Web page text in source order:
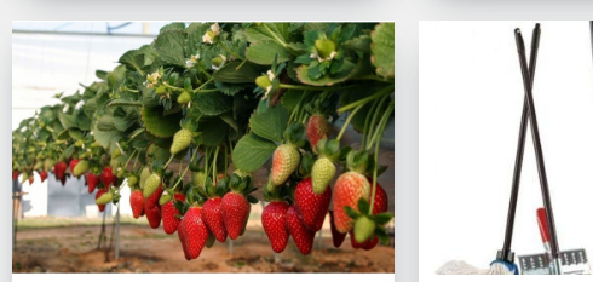
Мешки строительные
Мешок для листьев